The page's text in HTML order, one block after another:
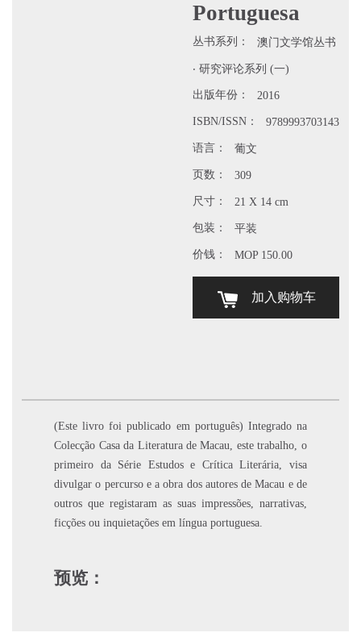
Portuguesa
丛书系列： 澳门文学馆丛书
‧ 研究评论系列 (一)
出版年份： 2016
ISBN/ISSN： 9789993703143
语言： 葡文
页数： 309
尺寸： 21 X 14 cm
包装： 平装
价钱： MOP 150.00
加入购物车
(Este livro foi publicado em português) Integrado na
Colecção Casa da Literatura de Macau, este trabalho, o
primeiro da Série Estudos e Crítica Literária, visa
divulgar o percurso e a obra dos autores de Macau e de
outros que registaram as suas impressões, narrativas,
ficções ou inquietações em língua portuguesa.
预览：